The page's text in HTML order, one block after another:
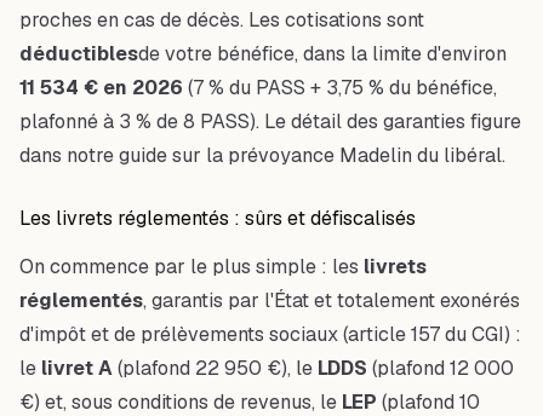
proches en cas de décès. Les cotisations sont
déductiblesde votre bénéfice, dans la limite d'environ
11 534 € en 2026 (7 % du PASS + 3,75 % du bénéfice,
plafonné à 3 % de 8 PASS). Le détail des garanties figure
dans notre guidesur la prévoyance Madelin du libéral.
Les livrets réglementés : sûrs et défiscalisés
On commence par le plus simple : les livrets
réglementés, garantis par l'État et totalement exonérés
d'impôt et de prélèvements sociaux (article 157 du CGI) :
le livret A(plafond 22 950 €), le LDDS (plafond 12 000
€) et, sous conditions de revenus, le LEP (plafond 10